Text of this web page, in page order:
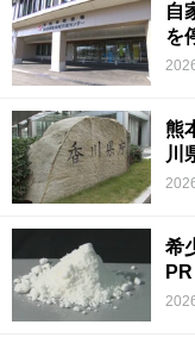
自
を
熊
川
希